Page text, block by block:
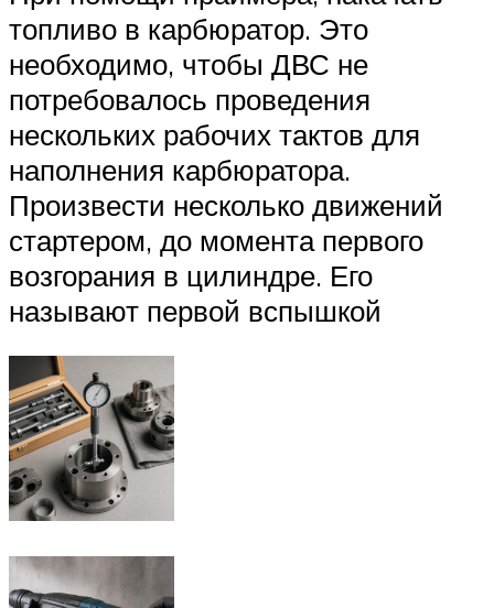
топливо в карбюратор. Это
необходимо, чтобы ДВС не
потребовалось проведения
нескольких рабочих тактов для
наполнения карбюратора.
Произвести несколько движений
стартером, до момента первого
возгорания в цилиндре. Его
называют первой вспышкой